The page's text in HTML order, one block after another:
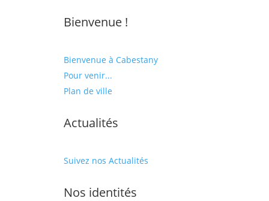
Bienvenue !
Bienvenue à Cabestany
Pour venir...
Plan de ville
Actualités
Suivez nos Actualités
Nos identités